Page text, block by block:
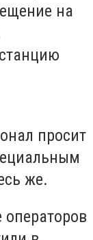
на
просит
же.